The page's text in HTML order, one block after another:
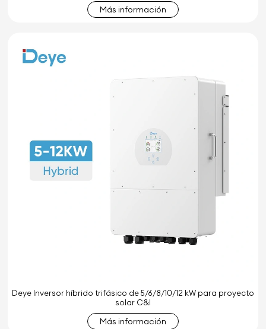
Más información
Deye Inversor híbrido trifásico de 5/6/8/10/12 kW para proyecto
solar C&I
Más información